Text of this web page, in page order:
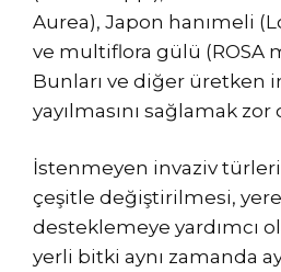
Aurea), Japon hanımeli
ve multiflora gülü (ROSA
Bunları ve diğer üretken
yayılmasını sağlamak zor
İstenmeyen invaziv
çeşitle değiştirilmesi,
desteklemeye yardımcı
yerli bitki aynı zamanda